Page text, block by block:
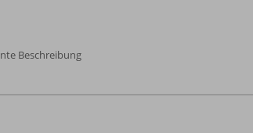
Beschreibung